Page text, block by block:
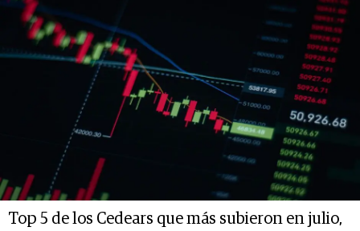
Top 5 de los Cedears que más subieron en julio,